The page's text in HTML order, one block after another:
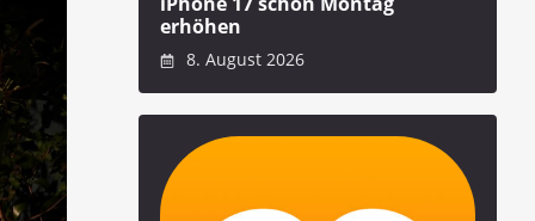
erhöhen
8. August 2026